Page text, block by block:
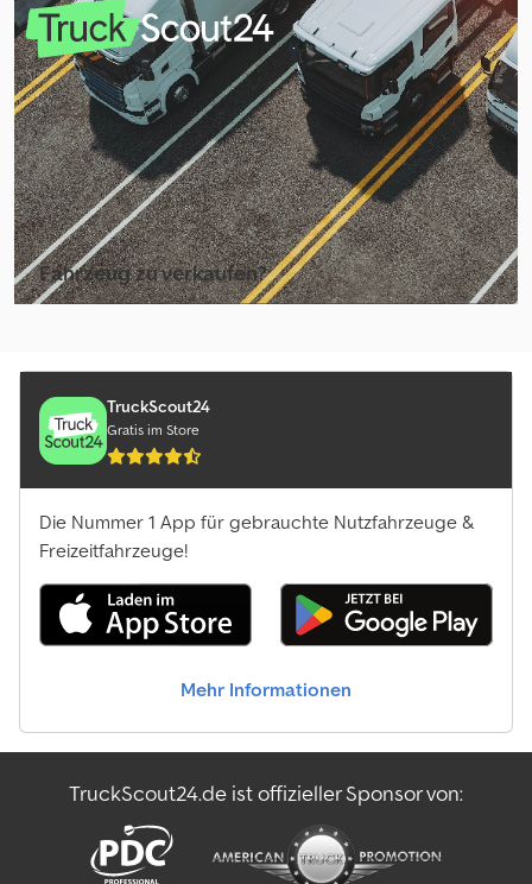
Fahrzeug zu verkaufen?
TruckScout24
Gratis im Store
Die Nummer 1 App für gebrauchte Nutzfahrzeuge &
Freizeitfahrzeuge!
Mehr Informationen
TruckScout24.de ist offizieller Sponsor von: